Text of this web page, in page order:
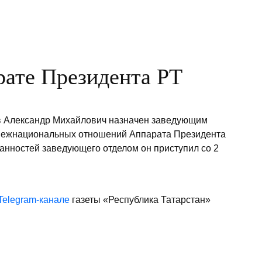
Президента РТ
Михайлович назначен заведующим
отношений Аппарата Президента
заведующего отделом он приступил со 2
канале газеты «Республика Татарстан»